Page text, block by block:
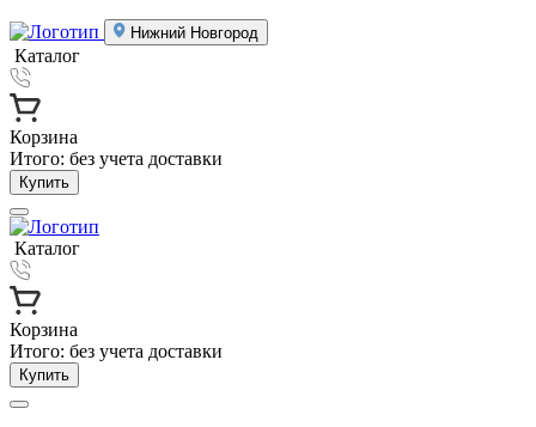
Нижний Новгород
Каталог
Корзина
Итого: без учета доставки
Купить
Каталог
Корзина
Итого: без учета доставки
Купить